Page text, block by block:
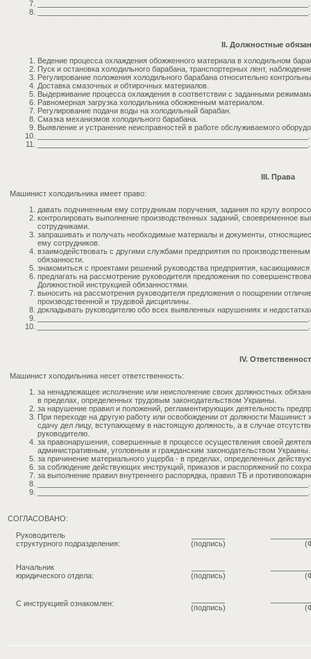
II. Должностные
Ведение процесса охлаждения обожженного материала в холодильном
Пуск и остановка холодильного барабана, транспортерных лент,
Регулирование положения холодильного барабана относительно
Доставка смазочных и обтирочных материалов.
Выдерживание процесса охлаждения в соответствии с заданными
Равномерная загрузка холодильника обожженным материалом.
Регулирование подачи воды на холодильный барабан.
Смазка механизмов холодильного барабана.
Выявление и устранение неисправностей в работе обслуживаемого
III. Права
Машинист холодильника имеет право:
давать подчиненным ему сотрудникам поручения, задания по кругу
контролировать выполнение производственных заданий, своевременное
сотрудниками.
запрашивать и получать необходимые материалы и документы,
ему сотрудников.
взаимодействовать с другими службами предприятия по
обязанности.
знакомиться с проектами решений руководства предприятия,
предлагать на рассмотрение руководителя предложения по
Должностной инструкцией обязанностями.
выносить на рассмотрения руководителя предложения о поощрении
производственной и трудовой дисциплины.
докладывать руководителю обо всех выявленных нарушениях и
IV.
Машинист холодильника несет ответственность:
за ненадлежащее исполнение или неисполнение своих должностных
в пределах, определенных трудовым законодательством Украины.
за нарушение правил и положений, регламентирующих деятельность
При переходе на другую работу или освобождении от должности
сдачу дел лицу, вступающему в настоящую должность, а в случае
руководителю.
за правонарушения, совершенные в процессе осуществления своей
административным, уголовным и гражданским законодательством Украины.
за причинение материального ущерба - в пределах, определенных
за соблюдение действующих инструкций, приказов и распоряжений по
за выполнение правил внутреннего распорядка, правил ТБ и
СОГЛАСОВАНО:
Руководитель
структурного подразделения:
(подпись)
Начальник
юридического отдела:
(подпись)
С инструкцией ознакомлен:
(подпись)